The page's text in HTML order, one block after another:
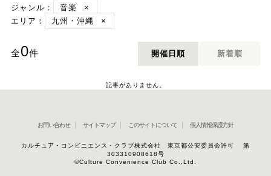
ジャンル：
音楽
×
エリア：
九州・沖縄 ×
全0件 開催日順 新着順
記事がありません。
お問い合わせ サイトマップ このサイトについて 個人情報保護方針
カルチュア・コンビニエンス・クラブ株式会社 東京都公安委員会許可 第
303310908618号
©Culture Convenience Club Co.,Ltd.